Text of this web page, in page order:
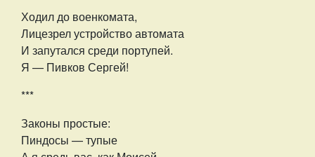
Ходил до военкомата,
Лицезрел устройство автомата
И запутался среди портупей.
Я — Пивков Сергей!
***
Законы простые:
Пиндосы — тупые